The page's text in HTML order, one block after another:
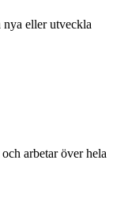
eller utveckla
arbetar över hela